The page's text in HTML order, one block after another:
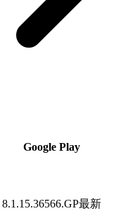
Google Play
8.1.15.36566.GP最新